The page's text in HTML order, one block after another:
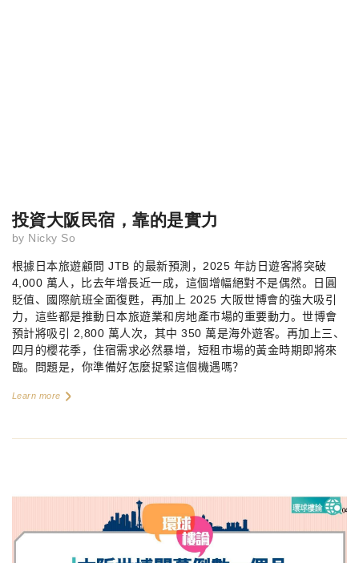
投資大阪民宿，靠的是實力
by Nicky So
根據日本旅遊顧問 JTB 的最新預測， 2025 年訪日遊客將突破
4,000 萬人，比去年增長近一成，這個增幅絕對不是偶然。日圓
貶值、國際航班全面復甦，再加上 2025大阪世博會的強大吸引
力，這些都是推動日本旅遊業和房地產市場的重要動力。世博會
預計將吸引
2,800 萬人次，其中 350 萬是海外遊客。再加上三、
四月的櫻花季，住宿需求必然暴增，短租市場的黃金時期即將來
臨。問題是，你準備好怎麼捉緊這個機遇嗎？
Learn more